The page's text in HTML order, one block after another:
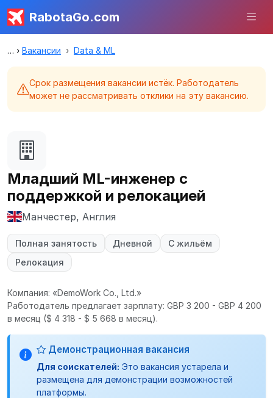
RabotaGo.com
Вакансии Data & ML
Срок размещения вакансии истёк. Работодатель
может не рассматривать отклики на эту вакансию.
Младший ML-инженер с
поддержкой и релокацией
Манчестер, Англия
Полная занятость Дневной
С жильём
Релокация
Компания: «DemoWork Co., Ltd.»
Работодатель предлагает зарплату: GBP 3 200 - GBP 4 200
в месяц ($ 4 318 - $ 5 668 в месяц).
Демонстрационная вакансия
Для соискателей: Это вакансия устарела и
размещена для демонстрации возможностей
платформы.